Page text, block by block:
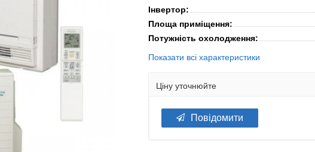
Інвертор:
Площа приміщення:
Потужність охолодження:
Показати всі характеристики
Ціну уточнюйте
Повідомити